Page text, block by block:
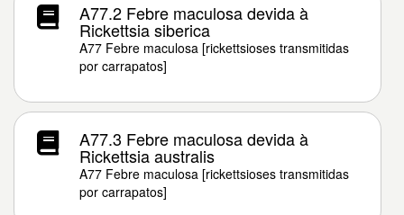
A77.2 Febre maculosa devida à
Rickettsia siberica
A77 Febre maculosa [rickettsioses transmitidas
por carrapatos]
A77.3 Febre maculosa devida à
Rickettsia australis
A77 Febre maculosa [rickettsioses transmitidas
por carrapatos]